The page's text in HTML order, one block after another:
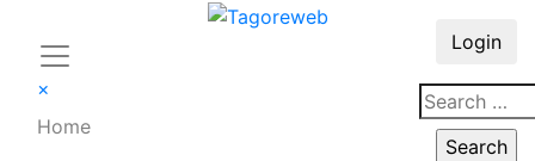
×
Home
Login